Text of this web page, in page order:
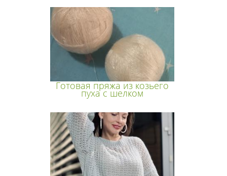
Готовая пряжа из козьего
пуха с шелком